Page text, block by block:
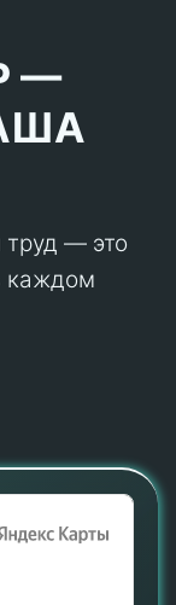
—
труд — это
каждом